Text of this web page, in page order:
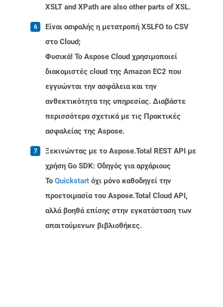
XSLT and XPath are also other parts of XSL.
Είναι ασφαλής η μετατροπή XSLFO to CSV
στο Cloud;
Φυσικά! Το Aspose Cloud χρησιμοποιεί
διακομιστές cloud της Amazon EC2 που
εγγυώνται την ασφάλεια και την
ανθεκτικότητα της υπηρεσίας. Διαβάστε
περισσότερα σχετικά με τις Πρακτικές
ασφαλείας της Aspose.
Ξεκινώντας με το Aspose.Total REST API με
χρήση Go SDK: Οδηγός για αρχάριους
Το Quickstart όχι μόνο καθοδηγεί την
προετοιμασία του Aspose.Total Cloud API,
αλλά βοηθά επίσης στην εγκατάσταση των
απαιτούμενων βιβλιοθήκες.